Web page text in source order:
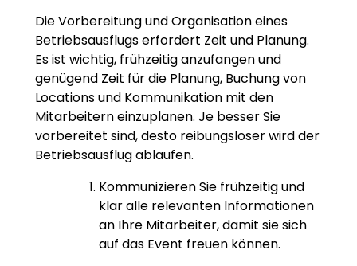
Die Vorbereitung und Organisation eines
Betriebsausflugs erfordert Zeit und Planung.
Es ist wichtig, frühzeitig anzufangen und
genügend Zeit für die Planung, Buchung von
Locations und Kommunikation mit den
Mitarbeitern einzuplanen. Je besser Sie
vorbereitet sind, desto reibungsloser wird der
Betriebsausflug ablaufen.
Kommunizieren Sie frühzeitig und
klar alle relevanten Informationen
an Ihre Mitarbeiter, damit sie sich
auf das Event freuen können.